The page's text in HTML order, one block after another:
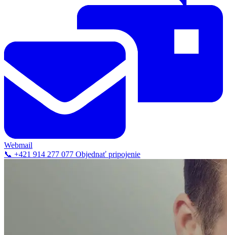
Webmail
📞 +421 914 277 077 Objednať pripojenie